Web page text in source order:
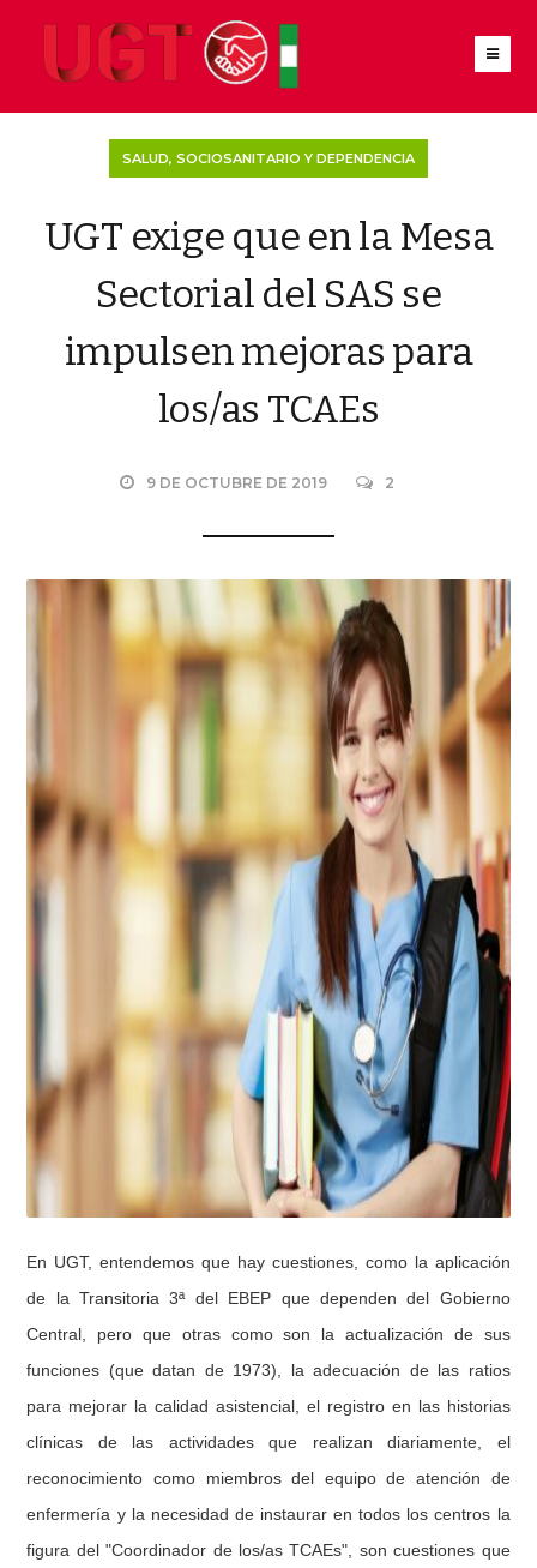
SALUD, SOCIOSANITARIO Y DEPENDENCIA
UGT exige que en la Mesa
Sectorial del SAS se
impulsen mejoras para
los/as TCAEs
9 DE OCTUBRE DE 2019 2
En UGT, entendemos que hay cuestiones, como la aplicación
de la Transitoria 3ª del EBEP que dependen del Gobierno
Central, pero que otras como son la actualización de sus
funciones (que datan de 1973), la adecuación de las ratios
para mejorar la calidad asistencial, el registro en las historias
clínicas de las actividades que realizan diariamente, el
reconocimiento como miembros del equipo de atención de
enfermería y la necesidad de instaurar en todos los centros la
figura del "Coordinador de los/as TCAEs", son cuestiones que